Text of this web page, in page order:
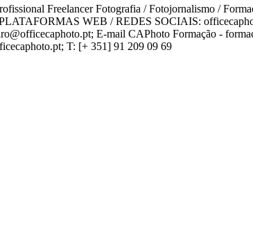
Freelancer Fotografia / Fotojornalismo /
WEB / REDES SOCIAIS:
E-mail CAPhoto Formação -
T: [+ 351] 91 209 09 69